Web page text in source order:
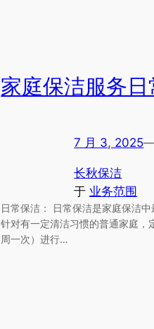
家庭保洁服务
7 月 3, 2025
长秋保洁
于 业务范围
日常保洁： 日常保洁是家庭保洁
针对有一定清洁习惯的普通家庭，
周一次）进行…